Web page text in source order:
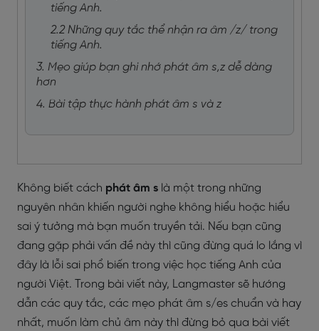
tiếng Anh.
2.2 Những quy tắc thể nhận ra âm /z/ trong
tiếng Anh.
3. Mẹo giúp bạn ghi nhớ phát âm s,z dễ dàng
hơn
4. Bài tập thực hành phát âm s và z
Không biết cách phát âm s là một trong những
nguyên nhân khiến người nghe không hiểu hoặc hiểu
sai ý tưởng mà bạn muốn truyền tải. Nếu bạn cũng
đang gặp phải vấn đề này thì cũng đừng quá lo lắng vì
đây là lỗi sai phổ biến trong việc học tiếng Anh của
người Việt. Trong bài viết này, Langmaster sẽ hướng
dẫn các quy tắc, các mẹo phát âm s/es chuẩn và hay
nhất, muốn làm chủ âm này thì đừng bỏ qua bài viết